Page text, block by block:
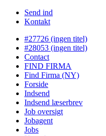
Send ind
Kontakt
#27726 (ingen titel)
#28053 (ingen titel)
Contact
FIND FIRMA
Find Firma (NY)
Forside
Indsend
Indsend læserbrev
Job oversigt
Jobagent
Jobs